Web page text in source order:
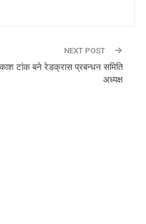
NEXT POST
टांक बने रेडक्रास प्रबन्धन समिति
अध्यक्ष